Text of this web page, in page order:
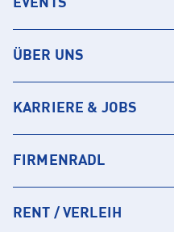
EVENTS
ÜBER UNS
KARRIERE & JOBS
FIRMENRADL
RENT / VERLEIH